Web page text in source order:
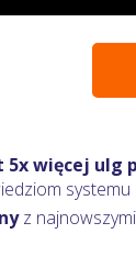
5x więcej ulg
systemu
z